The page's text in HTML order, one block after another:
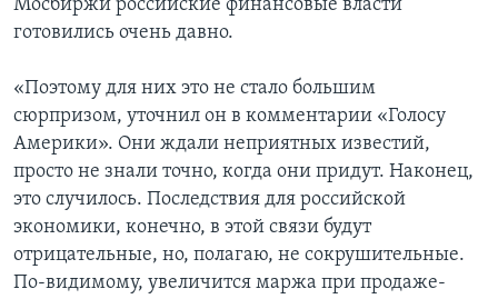
Мосбиржи российские финансовые власти
готовились очень давно.
«Поэтому для них это не стало большим
сюрпризом, уточнил он в комментарии «Голосу
Америки». Они ждали неприятных известий,
просто не знали точно, когда они придут. Наконец,
это случилось. Последствия для российской
экономики, конечно, в этой связи будут
отрицательные, но, полагаю, не сокрушительные.
По-видимому, увеличится маржа при продаже-